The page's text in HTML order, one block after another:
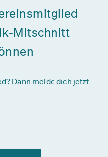
Mitschnitt
Dann melde dich jetzt